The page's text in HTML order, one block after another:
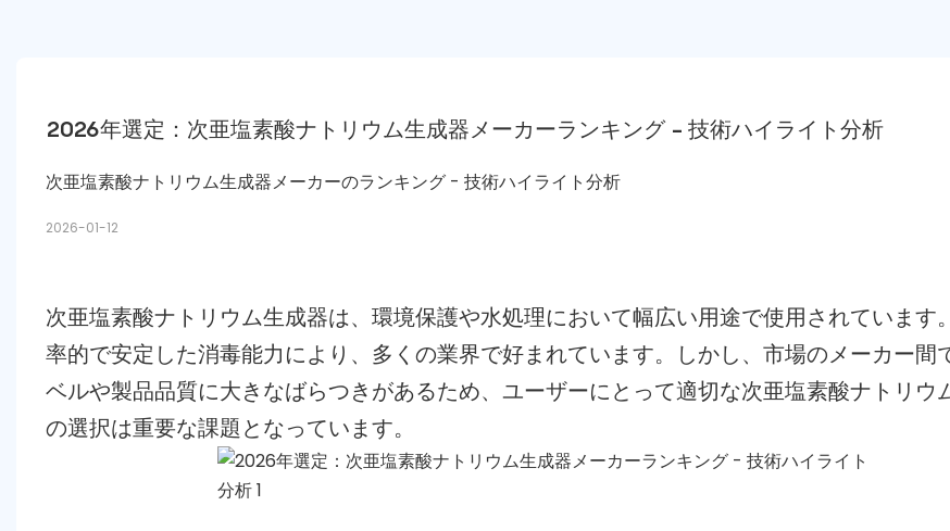
2026年選定：次亜塩素酸ナトリウム生成器メーカーランキング - 技術ハイライト分析
次亜塩素酸ナトリウム生成器メーカーのランキング - 技術ハイライト分析
2026-01-12
次亜塩素酸ナトリウム生成器は、環境保護や水処理において幅広い用途で使用されています
率的で安定した消毒能力により、多くの業界で好まれています。しかし、市場のメーカー間
ベルや製品品質に大きなばらつきがあるため、ユーザーにとって適切な次亜塩素酸ナトリウ
の選択は重要な課題となっています。